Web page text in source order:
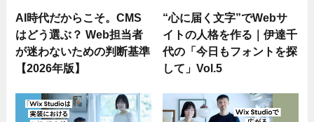
AI時代だからこそ。CMS
はどう選ぶ？ Web担当者
が迷わないための判断基準
【2026年版】
“心に届く文字”でWebサ
イトの人格を作る｜伊達千
代の「今日もフォントを探
して」Vol.5